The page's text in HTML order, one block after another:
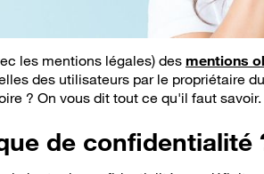
les mentions légales) des mentions
des utilisateurs par le propriétaire
? On vous dit tout ce qu'il faut savoir.
de confidentialité